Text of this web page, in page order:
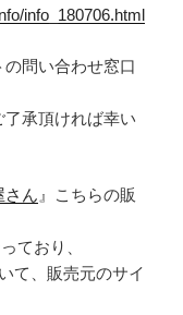
info_180706.html
問い合わせ窓口
承頂ければ幸い
さん 』こちらの販
ており、
て、販売元のサイ